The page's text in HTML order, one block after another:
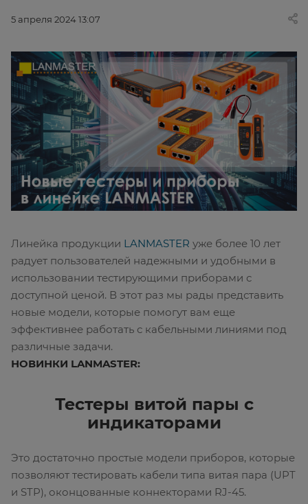
5 апреля 2024 13:07
Линейка продукции LANMASTER уже более 10 лет
радует пользователей надежными и удобными в
использовании тестирующими приборами с
доступной ценой. В этот раз мы рады представить
новые модели, которые помогут вам еще
эффективнее работать с кабельными линиями под
различные задачи.
НОВИНКИ LANMASTER:
Тестеры витой пары с
индикаторами
Это достаточно простые модели приборов, которые
позволяют тестировать кабели типа витая пара (UPT
и STP), оконцованные коннекторами RJ-45.